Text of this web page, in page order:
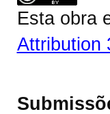
Esta obra
Attribution